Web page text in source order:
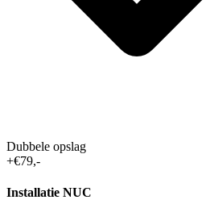
Dubbele opslag
+€79,-
Installatie NUC